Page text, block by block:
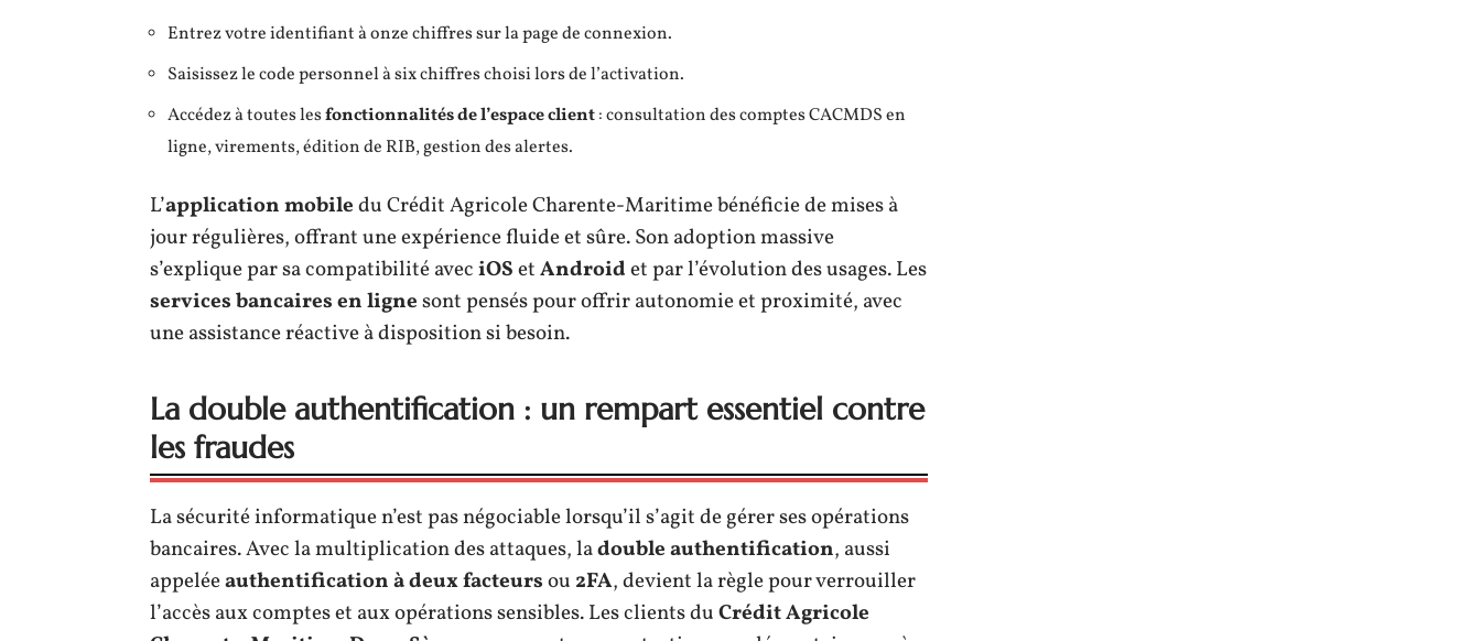
Entrez votre identifiant à onze chiffres sur la page de connexion.
Saisissez le code personnel à six chiffres choisi lors de l’activation.
Accédez à toutes lesfonctionnalités de l’espace client: consultation des comptes CACMDS en
ligne, virements, édition de RIB, gestion des alertes.
L’application mobiledu Crédit Agricole Charente-Maritime bénéficie de mises à
jour régulières, offrant une expérience fluide et sûre. Son adoption massive
s’explique par sa compatibilité aveciOSetAndroidet par l’évolution des usages. Les
services bancaires en lignesont pensés pour offrir autonomie et proximité, avec
une assistance réactive à disposition si besoin.
La double authentification : un rempart essentiel contre
les fraudes
La sécurité informatique n’est pas négociable lorsqu’il s’agit de gérer ses opérations
bancaires. Avec la multiplication des attaques, ladouble authentification, aussi
appeléeauthentification à deux facteursou 2FA, devient la règle pour verrouiller
l’accès aux comptes et aux opérations sensibles. Les clients duCrédit Agricole